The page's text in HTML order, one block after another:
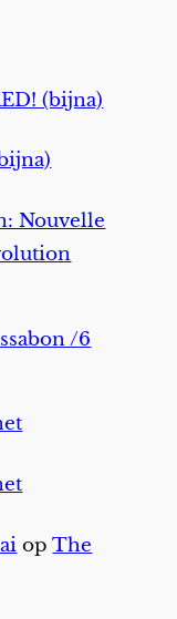
(bijna)
Nouvelle
/6
opThe